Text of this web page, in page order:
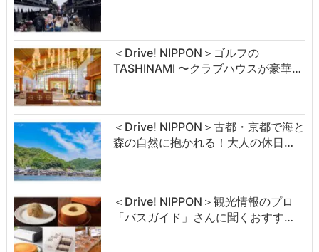
＜Drive! NIPPON＞ゴルフの
TASHINAMI 〜クラブハウスが豪華…
＜Drive! NIPPON＞古都・京都で海と
森の自然に抱かれる！大人の休日…
＜Drive! NIPPON＞観光情報のプロ
「バスガイド」さんに聞くおすす…